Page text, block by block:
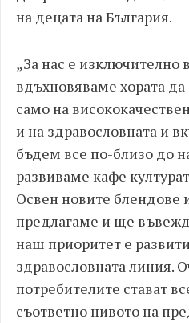
на децата на България.
„За нас е изключително
вдъхновяваме хората
само на
и на здравословната и
бъдем все по-близо до
развиваме кафе
Освен новите блендове
предлагаме и ще
наш приоритет е
здравословната линия.
потребителите стават
съответно нивото на